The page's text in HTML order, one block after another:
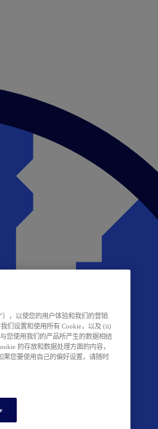
），以使您的用户体验和我们的营销
们设置和使用所有 Cookie，以及 (ii)
您使用我们的产品所产生的数据相结
的存放和数据处理方面的内容，
果您要使用自己的偏好设置，请随时